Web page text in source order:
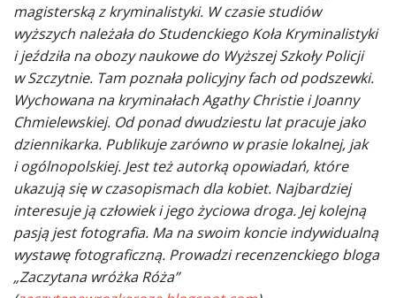
magisterską z kryminalistyki. W czasie studiów
wyższych należała do Studenckiego Koła Kryminalistyki
i jeździła na obozy naukowe do Wyższej Szkoły Policji
w Szczytnie. Tam poznała policyjny fach od podszewki.
Wychowana na kryminałach Agathy Christie i Joanny
Chmielewskiej. Od ponad dwudziestu lat pracuje jako
dziennikarka. Publikuje zarówno w prasie lokalnej, jak
i ogólnopolskiej. Jest też autorką opowiadań, które
ukazują się w czasopismach dla kobiet. Najbardziej
interesuje ją człowiek i jego życiowa droga. Jej kolejną
pasją jest fotografia. Ma na swoim koncie indywidualną
wystawę fotograficzną. Prowadzi recenzenckiego bloga
„Zaczytana wróżka Róża”